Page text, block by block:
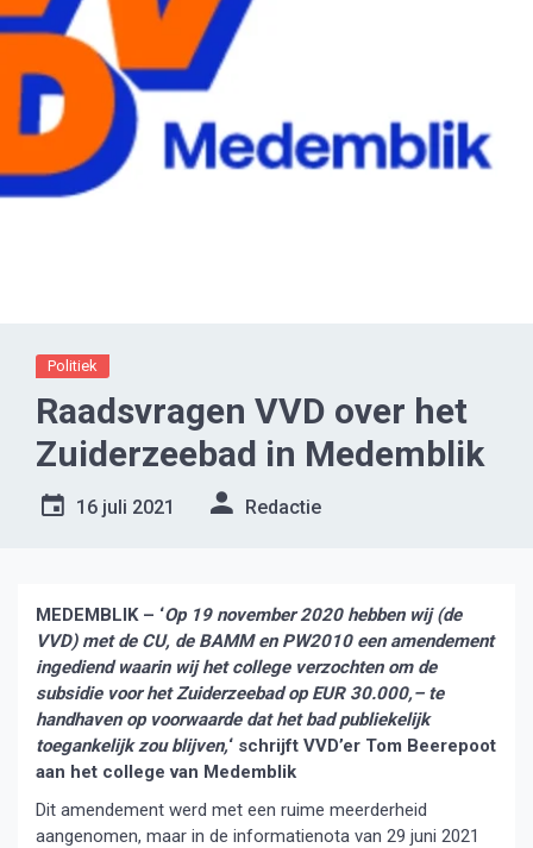
Politiek
Raadsvragen VVD over het
Zuiderzeebad in Medemblik
16 juli 2021 Redactie
MEDEMBLIK – ‘Op 19 november 2020 hebben wij (de
VVD) met de CU, de BAMM en PW2010 een amendement
ingediend waarin wij het college verzochten om de
subsidie voor het Zuiderzeebad op EUR 30.000,– te
handhaven op voorwaarde dat het bad publiekelijk
toegankelijk zou blijven,‘ schrijft VVD’er Tom Beerepoot
aan het college van Medemblik
Dit amendement werd met een ruime meerderheid
aangenomen, maar in de informatienota van 29 juni 2021